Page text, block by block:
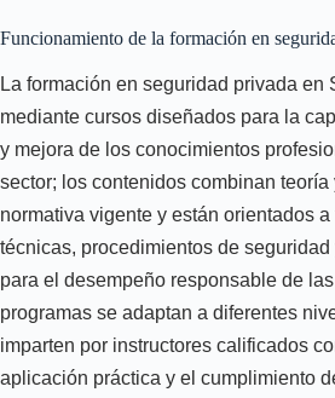
Funcionamiento de la formación en
La formación en seguridad privada en
mediante cursos diseñados para la
y mejora de los conocimientos
sector; los contenidos combinan
normativa vigente y están orientados
técnicas, procedimientos de
para el desempeño responsable de
programas se adaptan a diferentes
imparten por instructores calificados
aplicación práctica y el cumplimiento